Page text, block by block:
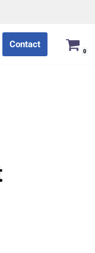
Contact
0